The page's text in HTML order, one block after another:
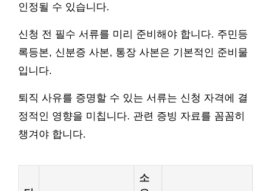
인정될 수 있습니다.
신청 전 필수 서류를 미리 준비해야 합니다. 주민등
록등본, 신분증 사본, 통장 사본은 기본적인 준비물
입니다.
퇴직 사유를 증명할 수 있는 서류는 신청 자격에 결
정적인 영향을 미칩니다. 관련 증빙 자료를 꼼꼼히
챙겨야 합니다.
소